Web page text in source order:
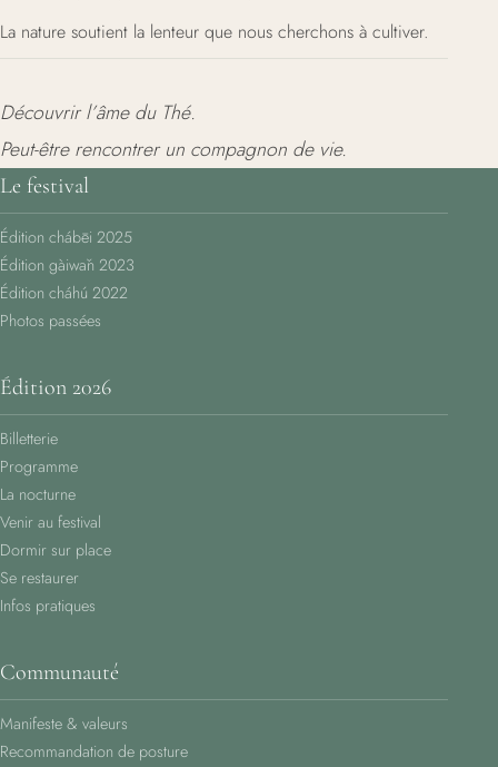
La nature soutient la lenteur que nous cherchons à cultiver.
Découvrir l’âme du Thé.
Peut-être rencontrer un compagnon de vie.
Le festival
Édition chábēi 2025
Édition gàiwǎn 2023
Édition cháhú 2022
Photos passées
Édition 2026
Billetterie
Programme
La nocturne
Venir au festival
Dormir sur place
Se restaurer
Infos pratiques
Communauté
Manifeste & valeurs
Recommandation de posture